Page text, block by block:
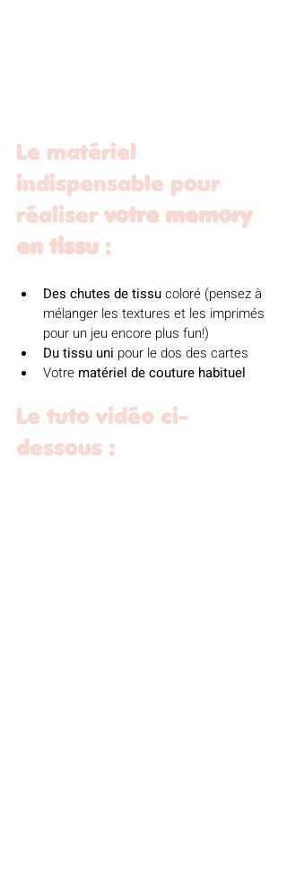
Le matériel
indispensable pour
réaliser votre memory
en tissu :
Des chutes de tissu coloré (pensez à
mélanger les textures et les imprimés
pour un jeu encore plus fun!)
Du tissu uni pour le dos des cartes
Votre matériel de couture habituel
Le tuto vidéo ci-
dessous :